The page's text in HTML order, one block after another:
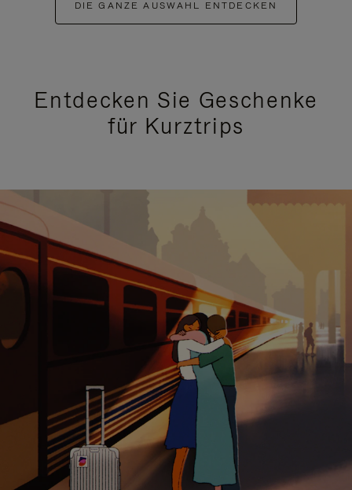
DIE GANZE AUSWAHL ENTDECKEN
Entdecken Sie Geschenke
für Kurztrips